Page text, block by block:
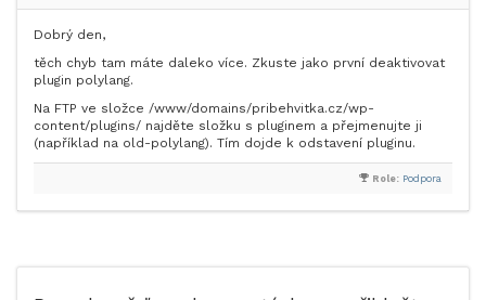
Dobrý den,
těch chyb tam máte daleko více. Zkuste jako první deaktivovat
plugin polylang.
Na FTP ve složce /www/domains/pribehvitka.cz/wp-
content/plugins/ najděte složku s pluginem a přejmenujte ji
(například na old-polylang). Tím dojde k odstavení pluginu.
Role: Podpora